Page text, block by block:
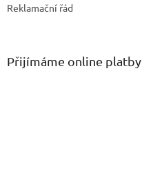
Reklamační řád
Přijímáme online platby